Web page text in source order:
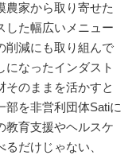
農家から取り寄せた
した幅広いメニュー
削減にも取り組んで
になったインダスト
そのままを活かすと
部を非営利団体Satiに
教育支援やヘルスケ
だけじゃない、